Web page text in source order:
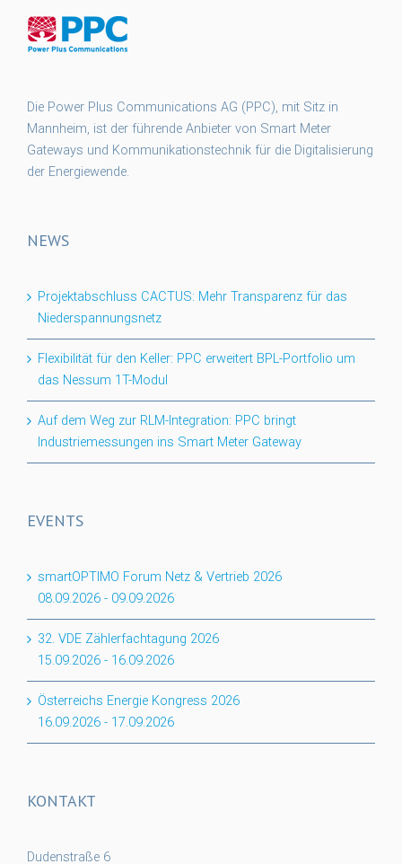
Die Power Plus Communications AG (PPC), mit Sitz in
Mannheim, ist der führende Anbieter von Smart Meter
Gateways und Kommunikationstechnik für die Digitalisierung
der Energiewende.
NEWS
Projektabschluss CACTUS: Mehr Transparenz für das
Niederspannungsnetz
Flexibilität für den Keller: PPC erweitert BPL-Portfolio um
das Nessum 1T-Modul
Auf dem Weg zur RLM-Integration: PPC bringt
Industriemessungen ins Smart Meter Gateway
EVENTS
smartOPTIMO Forum Netz & Vertrieb 2026
08.09.2026 - 09.09.2026
32. VDE Zählerfachtagung 2026
15.09.2026 - 16.09.2026
Österreichs Energie Kongress 2026
16.09.2026 - 17.09.2026
KONTAKT
Dudenstraße 6